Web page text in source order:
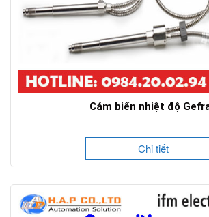
Cảm biến nhiệt độ
Chi tiết